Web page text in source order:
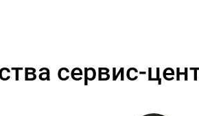
сервис-